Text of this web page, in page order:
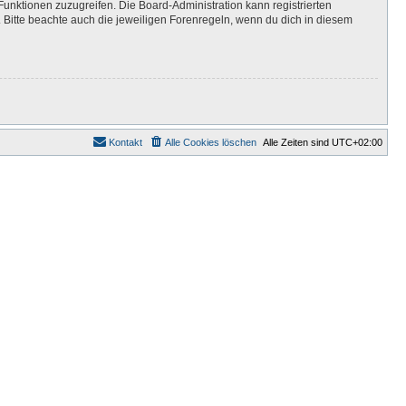
zuzugreifen. Die Board-Administration kann registrierten
beachte auch die jeweiligen Forenregeln, wenn du dich in diesem
Alle Zeiten sind UTC+02:00
Alle Cookies löschen
Kontakt